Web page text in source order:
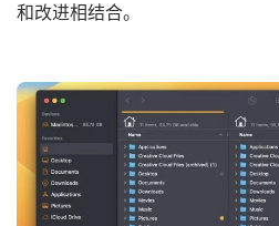
和改进相结合。